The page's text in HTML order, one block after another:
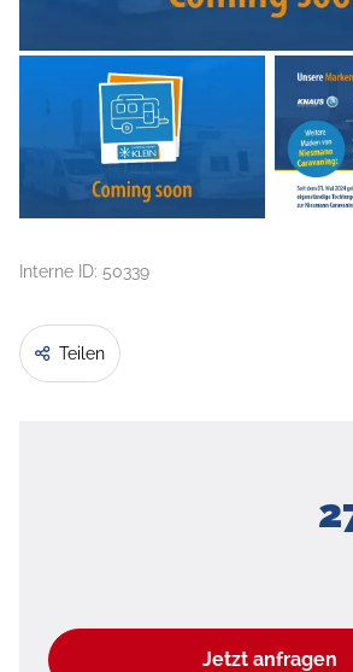
Interne ID: 50339
Teilen
Jetzt anfragen